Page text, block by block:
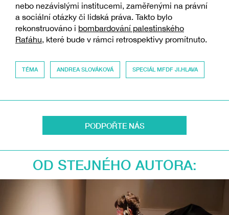
nebo nezávislými institucemi, zaměřenými na právní
a sociální otázky či lidská práva. Takto bylo
rekonstruováno i bombardování palestinského
Rafáhu, které bude v rámci retrospektivy promítnuto.
TÉMA ANDREA SLOVÁKOVÁ SPECIÁL MFDF JI.HLAVA
PODPOŘTE NÁS
OD STEJNÉHO AUTORA: